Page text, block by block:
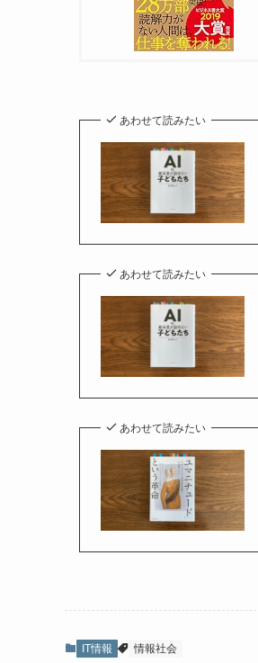
あわせて読みたい
あわせて読みたい
あわせて読みたい
IT情報 情報社会